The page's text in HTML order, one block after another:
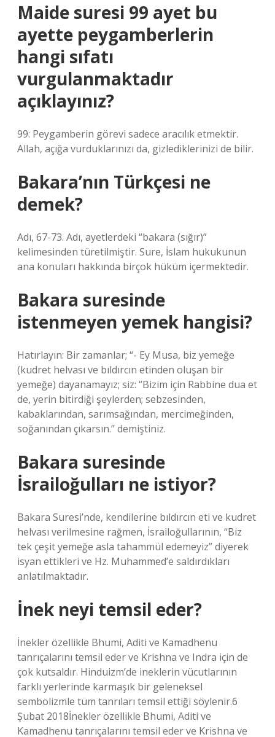
Maide suresi 99 ayet bu
ayette peygamberlerin
hangi sıfatı
vurgulanmaktadır
açıklayınız?
99: Peygamberin görevi sadece aracılık etmektir.
Allah, açığa vurduklarınızı da, gizlediklerinizi de bilir.
Bakara’nın Türkçesi ne
demek?
Adı, 67-73. Adı, ayetlerdeki “bakara (sığır)”
kelimesinden türetilmiştir. Sure, İslam hukukunun
ana konuları hakkında birçok hüküm içermektedir.
Bakara suresinde
istenmeyen yemek hangisi?
Hatırlayın: Bir zamanlar; “- Ey Musa, biz yemeğe
(kudret helvası ve bıldırcın etinden oluşan bir
yemeğe) dayanamayız; siz: “Bizim için Rabbine dua et
de, yerin bitirdiği şeylerden; sebzesinden,
kabaklarından, sarımsağından, mercimeğinden,
soğanından çıkarsın.” demiştiniz.
Bakara suresinde
İsrailoğulları ne istiyor?
Bakara Suresi’nde, kendilerine bıldırcın eti ve kudret
helvası verilmesine rağmen, İsrailoğullarının, “Biz
tek çeşit yemeğe asla tahammül edemeyiz” diyerek
isyan ettikleri ve Hz. Muhammed’e saldırdıkları
anlatılmaktadır.
İnek neyi temsil eder?
İnekler özellikle Bhumi, Aditi ve Kamadhenu
tanrıçalarını temsil eder ve Krishna ve Indra için de
çok kutsaldır. Hinduizm’de ineklerin vücutlarının
farklı yerlerinde karmaşık bir geleneksel
sembolizmle tüm tanrıları temsil ettiği söylenir.6
Şubat 2018İnekler özellikle Bhumi, Aditi ve
Kamadhenu tanrıçalarını temsil eder ve Krishna ve